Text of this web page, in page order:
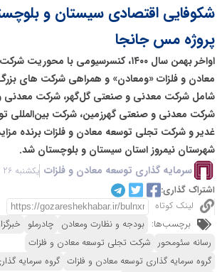
شکوفایی اقتصادی سیستان و
پروژه مس جانجا
اواخر بهمن سال ۱۴۰۰، کنسرسیومی با
معادن و فلزات «ومعادن» و همراهی شرکت های
شامل شرکت معدنی و صنعتی گل‌گهر، شرکت معدنی
شرکت معدنی و صنعتی گهرزمین، شرکت بین‌المللی
غدیر و شرکت تجلی توسعه معادن و فلزات برنده
شهرستان نیمروز استان سیستان و بلوچستان شد.
سرمایه گذاری توسعه معادن و فلزات یکشنبه 26 فروردین 1403 - 08:01
اشتراک گذاری:
لینک کوتاه
برچسب‌ها: بودجه و نظارت ومعادن چادرملو
رسانه سئومحور شرکت تجلی توسعه معادن و فلزات
گروه سرمایه گذاری توسعه معادن و فلزات گروه سرمایه